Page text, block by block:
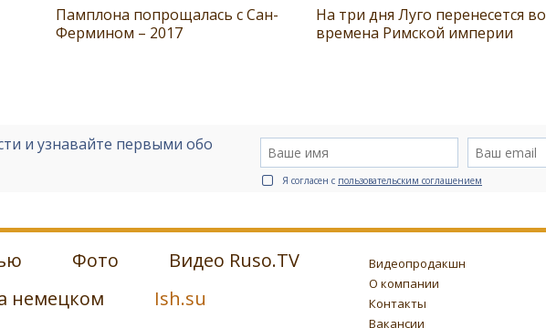
Памплона попрощалась с Сан-
Фермином – 2017
На три дня Луго перенесется во
времена Римской империи
и узнавайте первыми обо
Я согласен с пользовательским соглашением
Фото
Видео Ruso.TV
немецком Ish.su
Видеопродакшн
О компании
Контакты
Вакансии